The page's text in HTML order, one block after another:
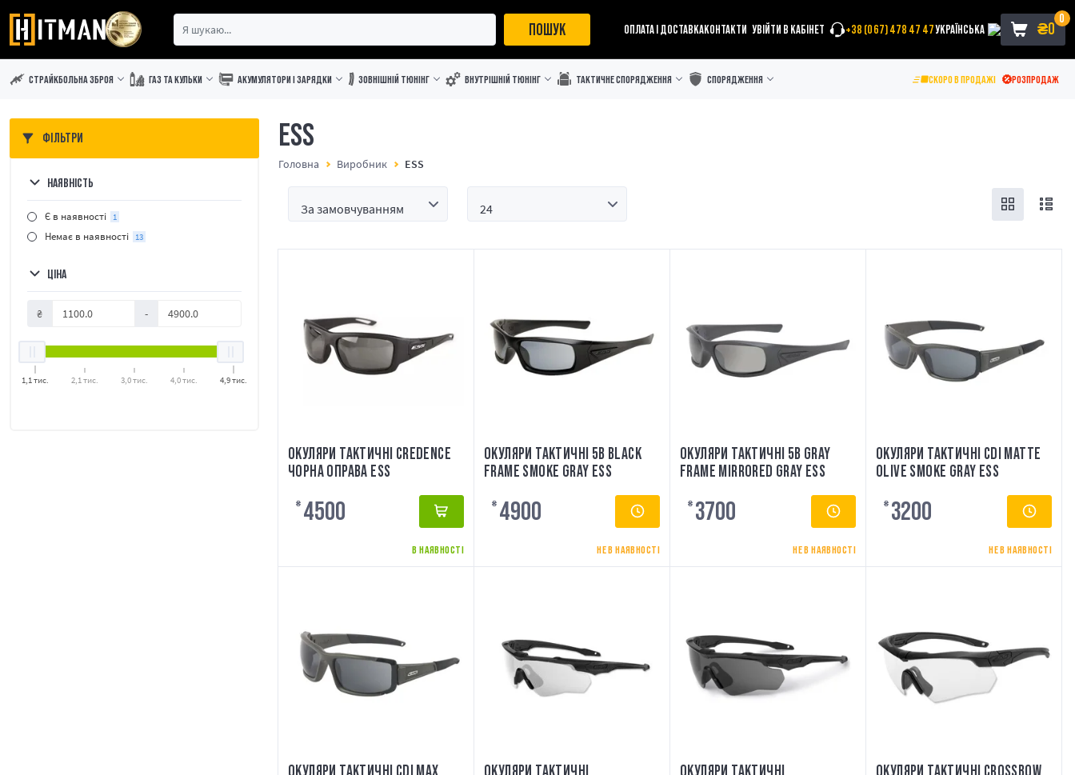
ПОШУК ОПЛАТА І ДОСТАВКАКОНТАКТИ УВІЙТИ В КАБІНЕТ +38 (067) 478 47 47УКРАЇНСЬКА
0
₴0
СТРАЙКБОЛЬНА ЗБРОЯ ГАЗ ТА КУЛЬКИ АКУМУЛЯТОРИ І ЗАРЯДКИ ЗОВНІШНІЙ ТЮНІНГ ВНУТРІШНІЙ ТЮНІНГ ТАКТИЧНЕ СПОРЯДЖЕННЯ СПОРЯДЖЕННЯ СКОРО В ПРОДАЖІ РОЗПРОДАЖ
ФІЛЬТРИ
НАЯВНІСТЬ
Є в наявності 1
Немає в наявності 13
ЦІНА
₴ -
1,1 тис. 2,1 тис. 3,0 тис. 4,0 тис. 4,9 тис.
ESS
Головна Виробник ESS
ОКУЛЯРИ ТАКТИЧНІ CREDENCE
ЧОРНА ОПРАВА ESS
₴ 4500
В НАЯВНОСТІ
ОКУЛЯРИ ТАКТИЧНІ 5B BLACK
FRAME SMOKE GRAY ESS
₴ 4900
НЕ В НАЯВНОСТІ
ОКУЛЯРИ ТАКТИЧНІ 5B GRAY
FRAME MIRRORED GRAY ESS
₴ 3700
НЕ В НАЯВНОСТІ
ОКУЛЯРИ ТАКТИЧНІ CDI MATTE
OLIVE SMOKE GRAY ESS
₴ 3200
НЕ В НАЯВНОСТІ
ОКУЛЯРИ ТАКТИЧНІ CDI MAX
ОКУЛЯРИ ТАКТИЧНІ
ОКУЛЯРИ ТАКТИЧНІ
ОКУЛЯРИ ТАКТИЧНІ CROSSBOW